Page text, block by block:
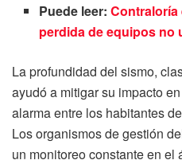
Puede leer:
perdida de equipos no
La profundidad del sismo,
ayudó a mitigar su impacto
alarma entre los habitantes
Los organismos de gestión
un monitoreo constante en